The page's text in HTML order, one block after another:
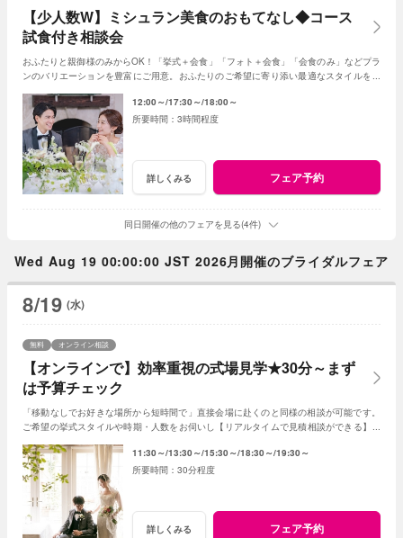
【少人数W】ミシュラン美食のおもてなし◆コース
試食付き相談会
おふたりと親御様のみからOK！「挙式＋会食」「フォト＋会食」「会食のみ」などプラ
ンのバリエーションを豊富にご用意。おふたりのご希望に寄り添い最適なスタイルをご
12:00～ 17:30～ 18:00～
3時間程度
詳しくみる フェア予約
同日開催の他のフェアを見る(4件)
Wed Aug 19 00:00:00 JST 2026月開催のブライダルフェア
8/19 (水)
【オンラインで】効率重視の式場見学★30分～まず
は予算チェック
無料 オンライン相談
「移動なしでお好きな場所から短時間で」直接会場に赴くのと同様の相談が可能です。
ご希望の挙式スタイルや時期・人数をお伺いし【リアルタイムで見積相談ができる】の
11:30～ 13:30～ 15:30～ 18:30～ 19:30～
30分程度
詳しくみる フェア予約